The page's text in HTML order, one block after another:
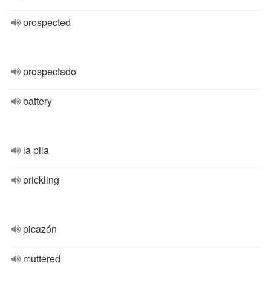
prospected
prospectado
battery
la pila
prickling
picazón
muttered